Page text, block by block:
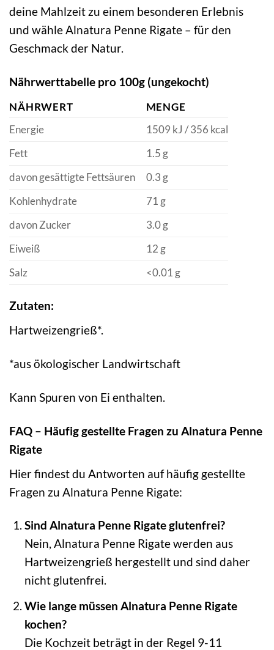
deine Mahlzeit zu einem besonderen Erlebnis
und wähle Alnatura Penne Rigate – für den
Geschmack der Natur.
Nährwerttabelle pro 100g (ungekocht)
NÄHRWERT
MENGE
Energie
1509 kJ / 356 kcal
Fett
1.5 g
davon gesättigte Fettsäuren
0.3 g
Kohlenhydrate
71 g
davon Zucker
3.0 g
Eiweiß
12 g
Salz
<0.01 g
Zutaten:
Hartweizengrieß*.
*aus ökologischer Landwirtschaft
Kann Spuren von Ei enthalten.
FAQ – Häufig gestellte Fragen zu Alnatura Penne
Rigate
Hier findest du Antworten auf häufig gestellte
Fragen zu Alnatura Penne Rigate:
Sind Alnatura Penne Rigate glutenfrei?
Nein, Alnatura Penne Rigate werden aus
Hartweizengrieß hergestellt und sind daher
nicht glutenfrei.
Wie lange müssen Alnatura Penne Rigate
kochen?
Die Kochzeit beträgt in der Regel 9-11